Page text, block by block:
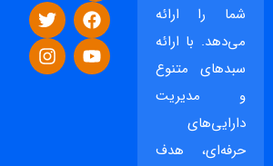
شما را ارائه
می‌دهد. با ارائه
سبدهای متنوع
و مدیریت
دارایی‌های
حرفه‌ای، هدف